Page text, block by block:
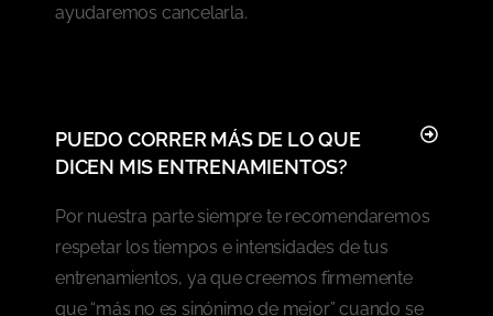
ayudaremos cancelarla.
PUEDO CORRER MÁS DE LO QUE
DICEN MIS ENTRENAMIENTOS?
Por nuestra parte siempre te recomendaremos
respetar los tiempos e intensidades de tus
entrenamientos, ya que creemos firmemente
que “más no es sinónimo de mejor” cuando se